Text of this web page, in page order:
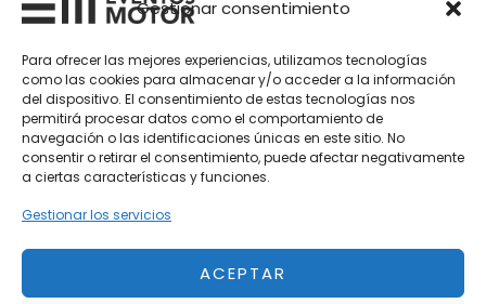
Gestionar consentimiento
Para ofrecer las mejores experiencias, utilizamos tecnologías
como las cookies para almacenar y/o acceder a la información
del dispositivo. El consentimiento de estas tecnologías nos
permitirá procesar datos como el comportamiento de
navegación o las identificaciones únicas en este sitio. No
consentir o retirar el consentimiento, puede afectar negativamente
a ciertas características y funciones.
Gestionar los servicios
ACEPTAR
Vehículos Nuevos
Vehículos de Ocasión
Próximos
Eclipse by SELECTO
Del 12/08/2026 al 12/08/2026
Exclusive Top Cars 2026